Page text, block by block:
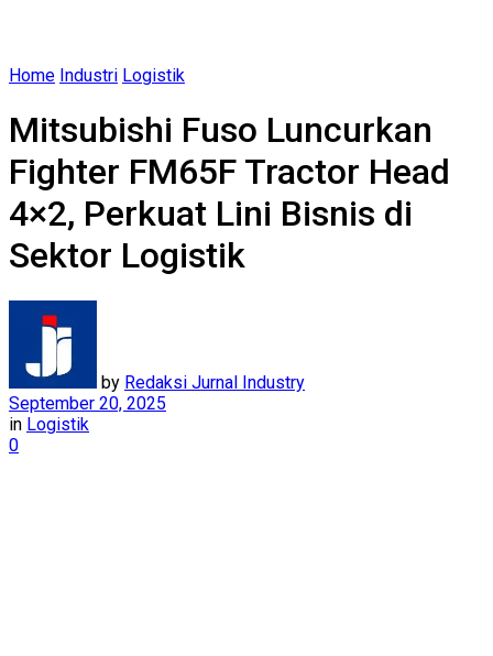
Home Industri Logistik
Mitsubishi Fuso Luncurkan
Fighter FM65F Tractor Head
4×2, Perkuat Lini Bisnis di
Sektor Logistik
by Redaksi Jurnal Industry
September 20, 2025
in Logistik
0